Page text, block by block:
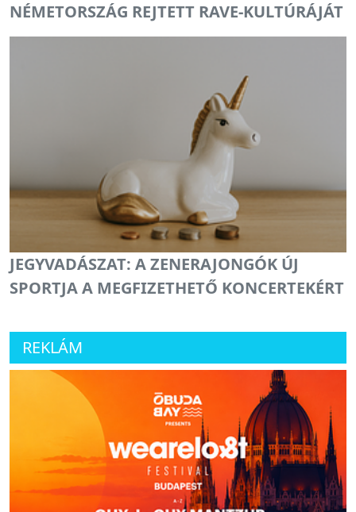
NÉMETORSZÁG REJTETT RAVE-KULTÚRÁJÁT
JEGYVADÁSZAT: A ZENERAJONGÓK ÚJ
SPORTJA A MEGFIZETHETŐ KONCERTEKÉRT
REKLÁM